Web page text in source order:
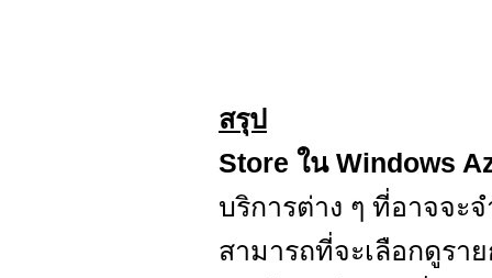
สรุป
Store ใน Windows
บริการต่าง ๆ ที่อาจจ
สามารถที่จะเลือกดูรา